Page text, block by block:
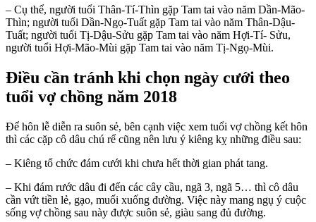
– Cụ thể, người tuổi Thân-Tí-Thìn gặp Tam tai vào năm Dần-Mão-
Thìn; người tuổi Dần-Ngọ-Tuất gặp Tam tai vào năm Thân-Dậu-
Tuất; người tuổi Tị-Dậu-Sửu gặp Tam tai vào năm Hợi-Tí- Sửu,
người tuổi Hợi-Mão-Mùi gặp Tam tai vào năm Tị-Ngọ-Mùi.
Điều cần tránh khi chọn ngày cưới theo
tuổi vợ chồng năm 2018
Để hôn lễ diễn ra suôn sẻ, bên cạnh việc xem tuổi vợ chồng kết hôn
thì các cặp cô dâu chú rể cũng nên lưu ý kiêng kỵ những điều sau:
– Kiêng tổ chức đám cưới khi chưa hết thời gian phát tang.
– Khi đám rước dâu đi đến các cây cầu, ngã 3, ngã 5… thì cô dâu
cần vứt tiền lẻ, gạo, muối xuống đường. Việc này mang ngụ ý cuộc
sống vợ chồng sau này được suôn sẻ, giàu sang đủ đường.